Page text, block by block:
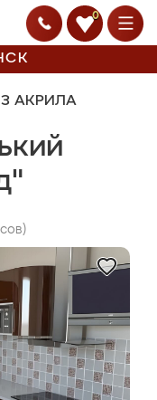
0
АКРИЛА